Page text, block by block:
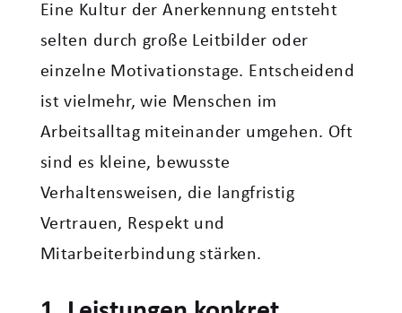
Eine Kultur der Anerkennung entsteht
selten durch große Leitbilder oder
einzelne Motivationstage. Entscheidend
ist vielmehr, wie Menschen im
Arbeitsalltag miteinander umgehen. Oft
sind es kleine, bewusste
Verhaltensweisen, die langfristig
Vertrauen, Respekt und
Mitarbeiterbindung stärken.